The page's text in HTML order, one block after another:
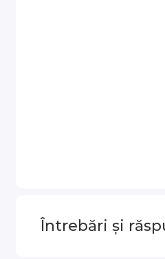
Întrebări și